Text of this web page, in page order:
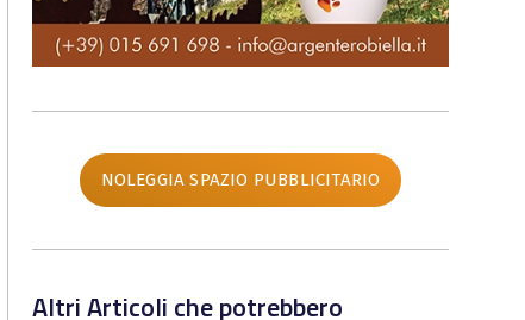
NOLEGGIA SPAZIO PUBBLICITARIO
Altri Articoli che potrebbero